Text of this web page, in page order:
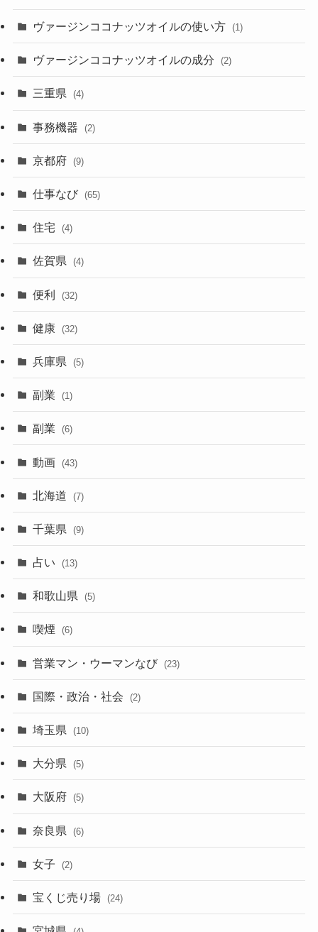
ヴァージンココナッツオイルの使い方 (1)
ヴァージンココナッツオイルの成分 (2)
三重県 (4)
事務機器 (2)
京都府 (9)
仕事なび (65)
住宅 (4)
佐賀県 (4)
便利 (32)
健康 (32)
兵庫県 (5)
副業 (1)
副業 (6)
動画 (43)
北海道 (7)
千葉県 (9)
占い (13)
和歌山県 (5)
喫煙 (6)
営業マン・ウーマンなび (23)
国際・政治・社会 (2)
埼玉県 (10)
大分県 (5)
大阪府 (5)
奈良県 (6)
女子 (2)
宝くじ売り場 (24)